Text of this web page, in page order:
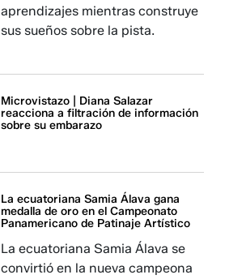
aprendizajes mientras construye
sus sueños sobre la pista.
Microvistazo | Diana Salazar
reacciona a filtración de información
sobre su embarazo
La ecuatoriana Samia Álava gana
medalla de oro en el Campeonato
Panamericano de Patinaje Artístico
La ecuatoriana Samia Álava se
convirtió en la nueva campeona